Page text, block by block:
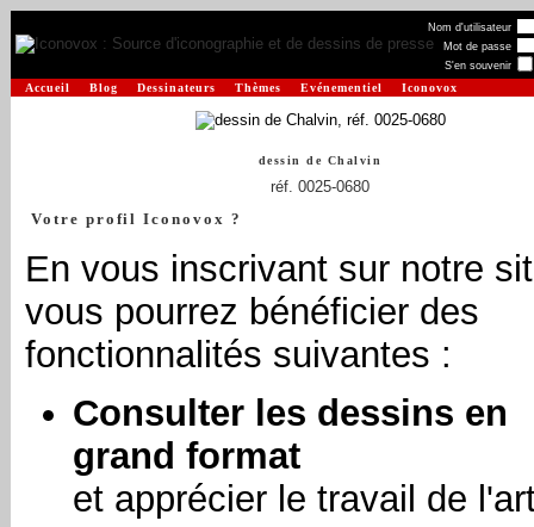
Nom d'utilisateur
Mot de passe
S'en souvenir
Accueil Blog Dessinateurs Thèmes Evénementiel Iconovox
dessin de Chalvin
réf. 0025-0680
Votre profil Iconovox ?
En vous inscrivant sur notre
vous pourrez bénéficier des
fonctionnalités suivantes :
Consulter les dessins en
grand format
et apprécier le travail de